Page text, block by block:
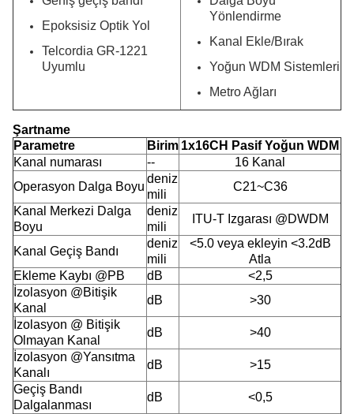
Epoksisiz Optik Yol
Telcordia GR-1221
Uyumlu
Yönlendirme
Kanal Ekle/Bırak
Yoğun WDM Sistemleri
Metro Ağları
Şartname
Parametre
Birim 1x16CH Pasif Yoğun WDM
Kanal numarası
--
16 Kanal
Operasyon Dalga Boyu
deniz
mili
C21~C36
Kanal Merkezi Dalga
Boyu
deniz
mili
ITU-T Izgarası @DWDM
Kanal Geçiş Bandı
deniz
mili
<5.0 veya ekleyin <3.2dB
Atla
Ekleme Kaybı @PB
dB
<2,5
İzolasyon @Bitişik
Kanal
dB
>30
İzolasyon @ Bitişik
Olmayan Kanal
dB
>40
İzolasyon @Yansıtma
Kanalı
dB
>15
Geçiş Bandı
Dalgalanması
dB
<0,5